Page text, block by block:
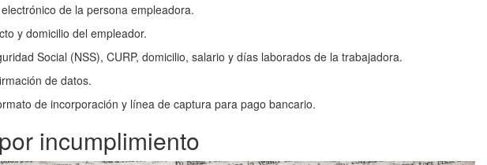
de la persona empleadora.
y domicilio del empleador.
Social (NSS), CURP, domicilio, salario y días laborados de la trabajadora.
de datos.
de incorporación y línea de captura para pago bancario.
incumplimiento